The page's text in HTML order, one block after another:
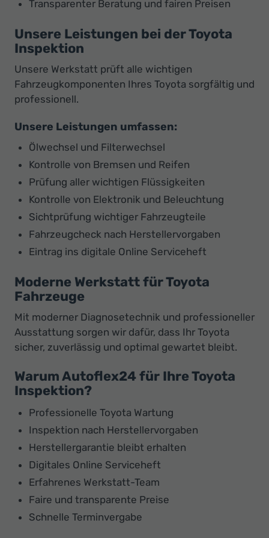
Transparenter Beratung und fairen Preisen
Unsere Leistungen bei der Toyota
Inspektion
Unsere Werkstatt prüft alle wichtigen
Fahrzeugkomponenten Ihres Toyota sorgfältig und
professionell.
Unsere Leistungen umfassen:
Ölwechsel und Filterwechsel
Kontrolle von Bremsen und Reifen
Prüfung aller wichtigen Flüssigkeiten
Kontrolle von Elektronik und Beleuchtung
Sichtprüfung wichtiger Fahrzeugteile
Fahrzeugcheck nach Herstellervorgaben
Eintrag ins digitale Online Serviceheft
Moderne Werkstatt für Toyota
Fahrzeuge
Mit moderner Diagnosetechnik und professioneller
Ausstattung sorgen wir dafür, dass Ihr Toyota
sicher, zuverlässig und optimal gewartet bleibt.
Warum Autoflex24 für Ihre Toyota
Inspektion?
Professionelle Toyota Wartung
Inspektion nach Herstellervorgaben
Herstellergarantie bleibt erhalten
Digitales Online Serviceheft
Erfahrenes Werkstatt-Team
Faire und transparente Preise
Schnelle Terminvergabe